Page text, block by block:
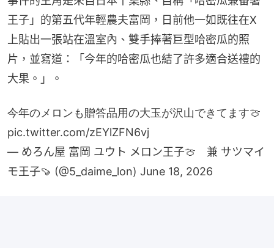
王子」的第五代年輕農夫富岡，日前他一如既往在X
上貼出一張站在溫室內、雙手捧著巨型哈密瓜的照
片，並寫道：「今年的哈密瓜也結了許多適合送禮的
大果。」。
今年のメロンも贈答品用の大玉が沢山できてます🍈
pic.twitter.com/zEYlZFN6vj
— めろん屋 富岡 ユウト メロン王子🍈 兼 サツマイ
モ王子🍠 (@5_daime_lon) June 18, 2026